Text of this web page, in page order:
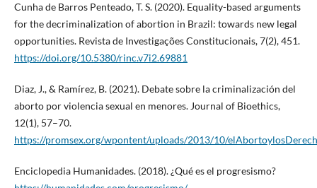
Cunha de Barros Penteado, T. S. (2020). Equality-based arguments
for the decriminalization of abortion in Brazil: towards new legal
opportunities. Revista de Investigações Constitucionais, 7(2), 451.
https://doi.org/10.5380/rinc.v7i2.69881
Diaz, J., & Ramírez, B. (2021). Debate sobre la criminalización del
aborto por violencia sexual en menores. Journal of Bioethics,
12(1), 57–70.
https://promsex.org/wpontent/uploads/2013/10/
Enciclopedia Humanidades. (2018). ¿Qué es el progresismo?